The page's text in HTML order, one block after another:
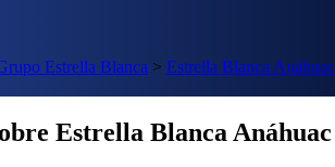
Estrella Blanca > Estrella Blanca Anáhuac
Estrella Blanca Anáhuac